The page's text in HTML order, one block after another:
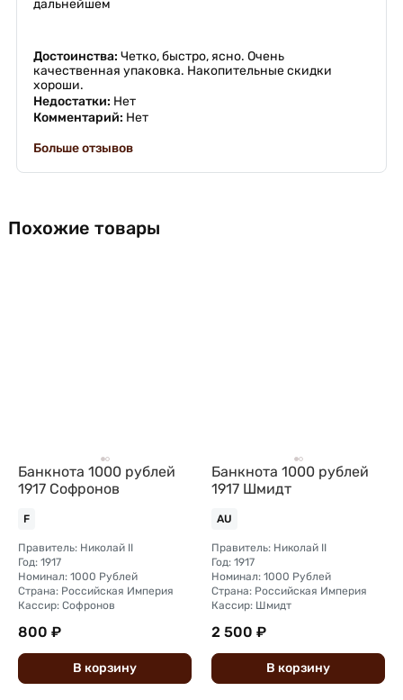
дальнейшем
Достоинства: Четко, быстро, ясно. Очень
качественная упаковка. Накопительные скидки
хороши.
Недостатки: Нет
Комментарий: Нет
Больше отзывов
Похожие товары
Банкнота 1000 рублей
1917 Софронов
F
Правитель: Николай II
Год: 1917
Номинал: 1000 Рублей
Страна: Российская Империя
Кассир: Софронов
800 ₽
В корзину
Банкнота 1000 рублей
1917 Шмидт
AU
Правитель: Николай II
Год: 1917
Номинал: 1000 Рублей
Страна: Российская Империя
Кассир: Шмидт
2 500 ₽
В корзину